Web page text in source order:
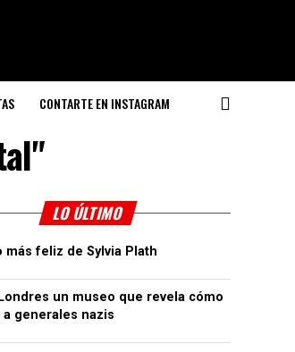
CONTARTE EN INSTAGRAM
LO ÚLTIMO
más feliz de Sylvia Plath
un museo que revela cómo
generales nazis